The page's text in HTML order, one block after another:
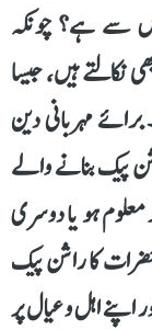
سے ہے؟ چونکہ
ہیں، جیسا
مہربانی دین
پیک بنانے والے
ہو یا دوسری
کا راشن پیک
اپنے اہل و عیال پر